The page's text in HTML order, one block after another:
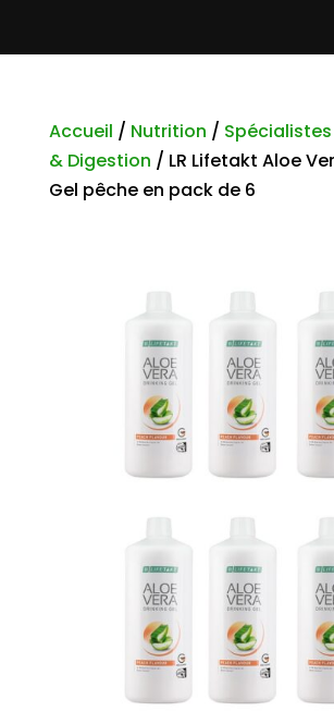
Accueil / Nutrition / Spécialistes
& Digestion / LR Lifetakt Aloe
Gel pêche en pack de 6